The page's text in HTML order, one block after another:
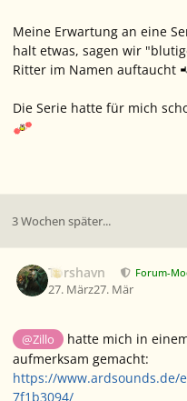
Meine Erwartung an eine
halt etwas, sagen wir
Ritter im Namen auftaucht
Die Serie hatte für mich
3 Wochen später...
Torshavn Forum-
27. März27. Mär
@Zillo
hatte mich in
aufmerksam gemacht:
https://www.ardsounds.de/
7f1b3094/